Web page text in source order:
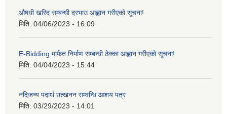
औषधी खरिद सम्बन्धी दरभाउ आह्वान गरीएको सूचना!
मिति: 04/06/2023 - 16:09
E-Bidding मार्फत निर्माण सम्बन्धी ठेक्का आह्वान गरीएको सूचना!
मिति: 04/04/2023 - 15:44
नदिजन्य पदार्थ उत्खनन सम्वन्धि आशय पत्र
मिति: 03/29/2023 - 14:01